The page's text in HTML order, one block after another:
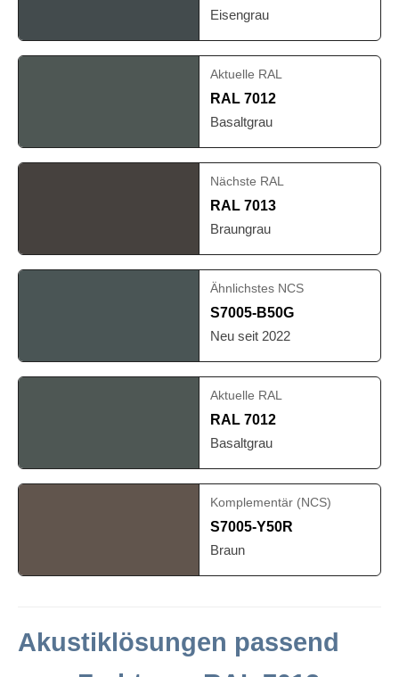
Eisengrau
Aktuelle RAL
RAL 7012
Basaltgrau
Nächste RAL
RAL 7013
Braungrau
Ähnlichstes NCS
S7005-B50G
Neu seit 2022
Aktuelle RAL
RAL 7012
Basaltgrau
Komplementär (NCS)
S7005-Y50R
Braun
Akustiklösungen passend